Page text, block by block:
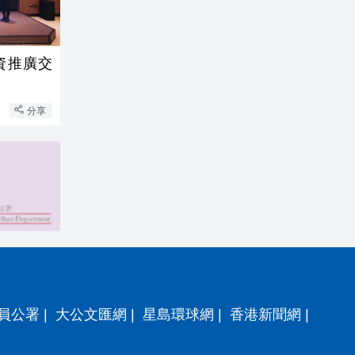
推廣交
分享
公署 | 大公文匯網 | 星島環球網 | 香港新聞網 |